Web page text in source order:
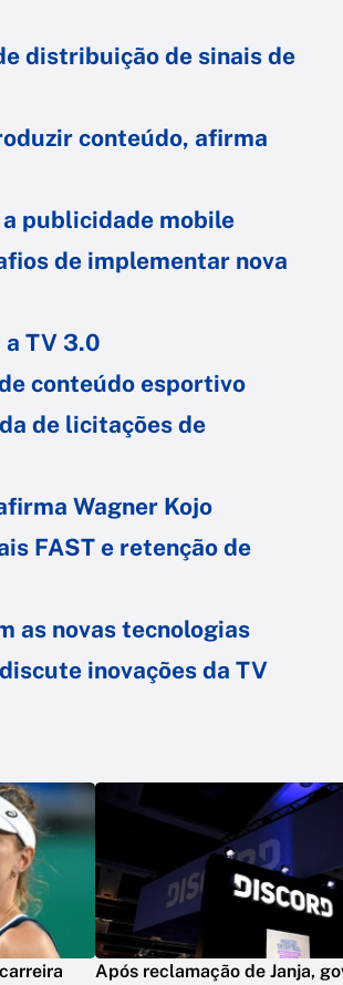
distribuição de sinais de
conteúdo, afirma
publicidade mobile
de implementar nova
a TV 3.0
conteúdo esportivo
de licitações de
Wagner Kojo
FAST e retenção de
as novas tecnologias
inovações da TV
Após reclamação de Janja,